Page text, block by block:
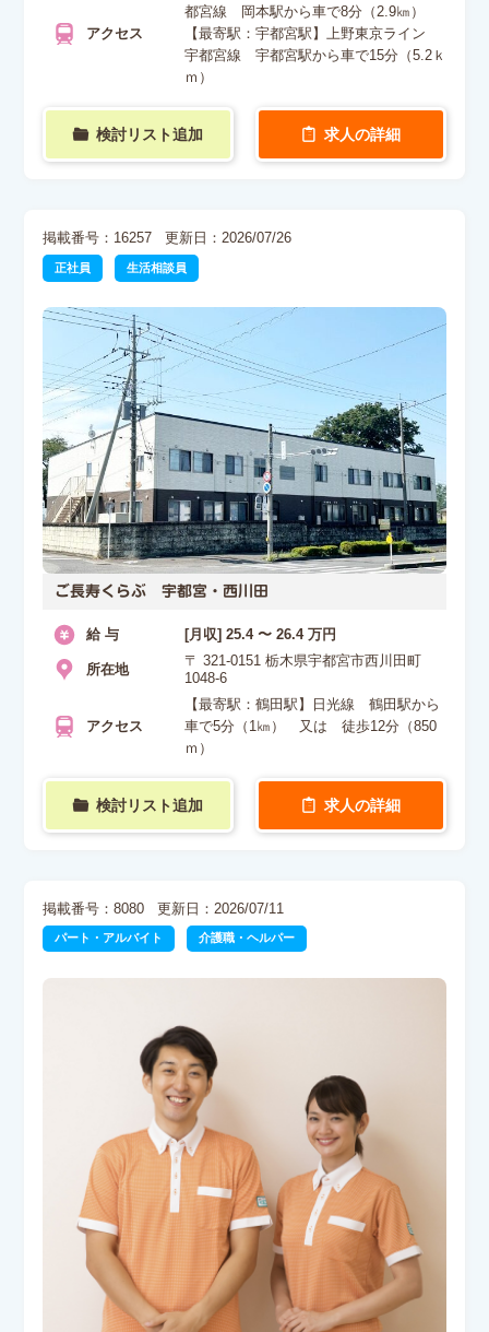
アクセス
都宮線 岡本駅から車で8分（2.9㎞）
【最寄駅：宇都宮駅】上野東京ライン
宇都宮線 宇都宮駅から車で15分（5.2ｋ
ｍ）
検討リスト追加 求人の詳細
掲載番号：16257 更新日：2026/07/26
正社員 生活相談員
ご長寿くらぶ 宇都宮・西川田
給 与 [月収] 25.4 〜 26.4 万円
所在地
〒 321-0151 栃木県宇都宮市西川田町
1048-6
アクセス
【最寄駅：鶴田駅】日光線 鶴田駅から
車で5分（1㎞） 又は 徒歩12分（850
ｍ）
検討リスト追加 求人の詳細
掲載番号：8080 更新日：2026/07/11
パート・アルバイト 介護職・ヘルパー